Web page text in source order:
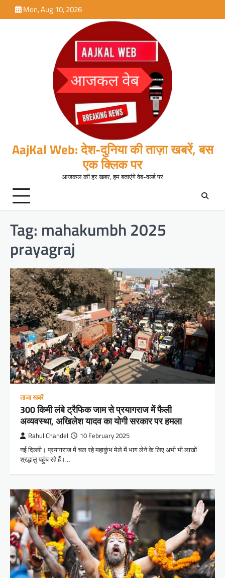
to
Mon, Aug 10, 2026
AajKal Web: देश-दुनिया की ताज़ा खबरें, बस
एक क्लिक पर
आजकल की हर खबर, हम बताएंगे वेब-वर्ल्ड पर
Tag: mahakumbh 2025
prayagraj
ताजा खबरें
300 किमी लंबे ट्रैफिक जाम से प्रयागराज में फैली
अव्यवस्था, अखिलेश यादव का योगी सरकार पर हमला
Rahul Chandel 10 February 2025
नई दिल्ली। प्रयागराज में चल रहे महाकुंभ मेले में भाग लेने के लिए अभी भी लाखों
श्रद्धालु पहुंच रहे हैं।…